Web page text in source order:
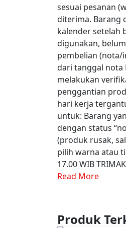
sesuai pesanan
diterima. Barang
kalender setelah
digunakan,
pembelian (nota/
dari tanggal nota
melakukan
penggantian
hari kerja
untuk: Barang
dengan status
(produk rusak,
pilih warna atau
17.00 WIB
Read More
Produk